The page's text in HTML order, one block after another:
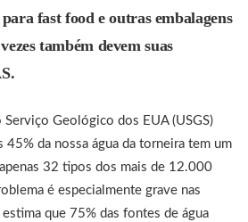
fast food e outras embalagens
também devem suas
Geológico dos EUA (USGS)
da nossa água da torneira tem um
32 tipos dos mais de 12.000
é especialmente grave nas
que 75% das fontes de água